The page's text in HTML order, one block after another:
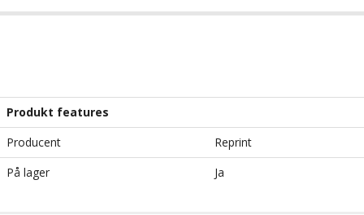
Produkt features
Producent
Reprint
På lager
Ja